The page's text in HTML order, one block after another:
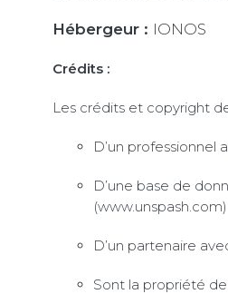
Hébergeur : IONOS
Crédits :
Les crédits et copyright
D’un professionnel
D’une base de
D’un partenaire
Sont la propriété